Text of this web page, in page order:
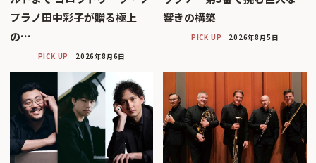
プラノ田中彩子が贈る極上
の…
PICK UP 2026年8月6日
響きの構築
PICK UP 2026年8月5日